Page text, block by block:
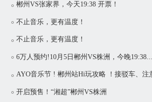
郴州VS张家界，今天19:38 开票！
不止音乐，更有温度！
不止音乐，更有温度！
6万人预约!10月5日郴州VS株洲，今晚19:38...
AYO音乐节 ! 郴州站Hi玩攻略 ！接驳车、注
开启预售！“湘超”郴州VS株洲